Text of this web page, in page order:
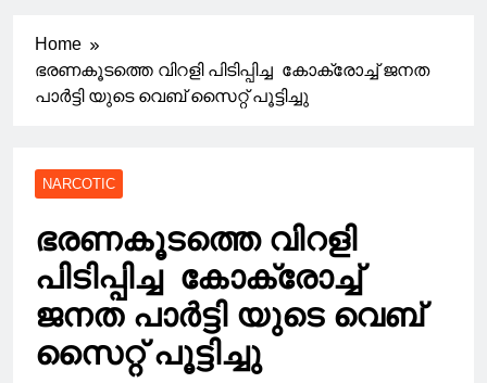
Home
ഭരണകൂടത്തെ വിറളി പിടിപ്പിച്ച കോക്രോച്ച് ജനത
പാർട്ടി യുടെ വെബ് സൈറ്റ് പൂട്ടിച്ചു
NARCOTIC
ഭരണകൂടത്തെ വിറളി
പിടിപ്പിച്ച കോക്രോച്ച്
ജനത പാർട്ടി യുടെ വെബ്
സൈറ്റ് പൂട്ടിച്ചു